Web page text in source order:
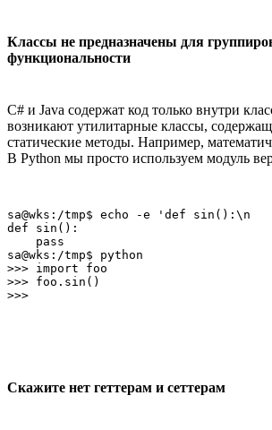
Классы не предназначены для
функциональности
C# и Java содержат код только внутри
возникают утилитарные классы,
статические методы. Например,
В Python мы просто используем модуль
sa@wks:/tmp$ echo -e 'def sin():\n
def sin():
    pass
sa@wks:/tmp$ python
>>> import foo
>>> foo.sin()
Скажите нет геттерам и сеттерам